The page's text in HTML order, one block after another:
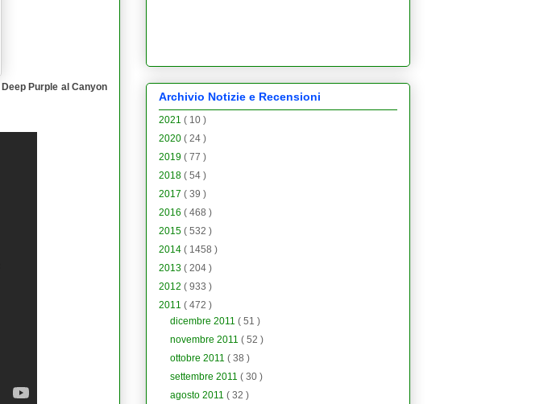
Deep Purple al Canyon
Archivio Notizie e Recensioni
2021 ( 10 )
2020 ( 24 )
2019 ( 77 )
2018 ( 54 )
2017 ( 39 )
2016 ( 468 )
2015 ( 532 )
2014 ( 1458 )
2013 ( 204 )
2012 ( 933 )
2011 ( 472 )
dicembre 2011( 51 )
novembre 2011( 52 )
ottobre 2011( 38 )
settembre 2011( 30 )
agosto 2011( 32 )